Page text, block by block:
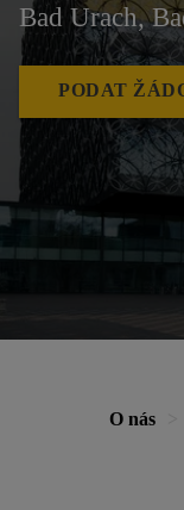
Bad Urach,
PODAT
O nás